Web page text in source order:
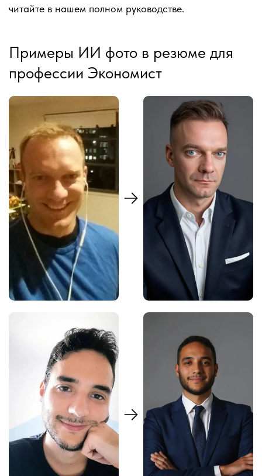
читайте в нашем полном руководстве.
Примеры ИИ фото в резюме для
профессии Экономист